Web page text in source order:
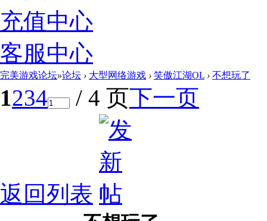
充值中心
客服中心
完美游戏论坛»论坛 › 大型网络游戏 › 笑傲江湖OL › 不想玩了
1234 / 4 页下一页
返回列表